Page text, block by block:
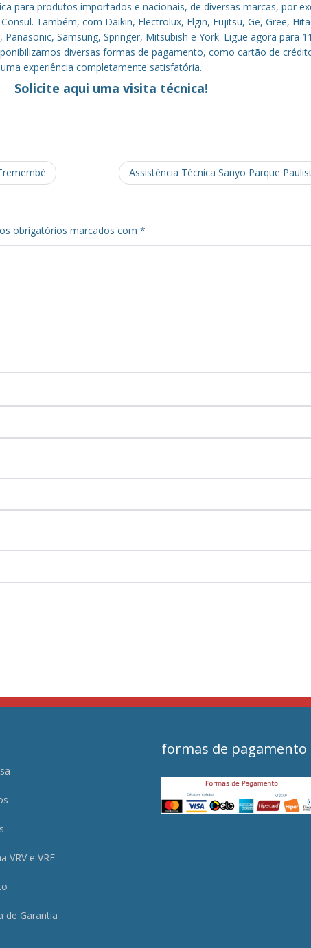
para produtos importados e nacionais, de diversas marcas, por
Também, com Daikin, Electrolux, Elgin, Fujitsu, Ge, Gree,
Samsung, Springer, Mitsubish e York. Ligue agora para
diversas formas de pagamento, como cartão de
experiência completamente satisfatória.
Solicite aqui uma visita técnica!
Assistência Técnica Sanyo Parque
obrigatórios marcados com *
VRV e VRF
de Garantia
formas de pagamento